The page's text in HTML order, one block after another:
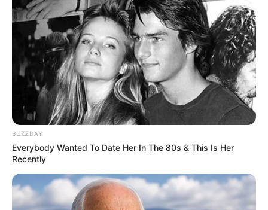
2025’s Most Impactful Celebrity Farewells
BRAINBERRIES
BUZZDAY
Everybody Wanted To Date Her In The 80s & This Is Her
Recently